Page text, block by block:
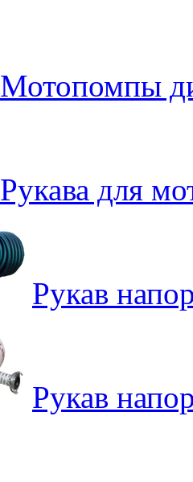
Мотопомпы
Рукава для
Рукав
Рукав